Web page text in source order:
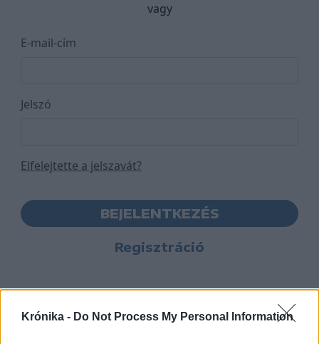
Krónika - Do Not Process My Personal Information
vagy
E-mail-cím
Jelszó
Elfelejtette a jelszavát?
BEJELENTKEZÉS
Regisztráció